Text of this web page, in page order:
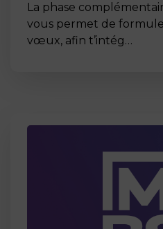
La phase
vous permet de
vœux, afin t’intég…